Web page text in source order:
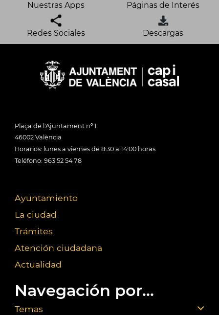
Nuestras Apps Páginas de Interés
Redes Sociales Descargas
Plaça de l'Ajuntament nº 1
46002 València
Horarios: lunes a viernes de 8:30 a 14:00 horas
Teléfono: 963 52 54 78
Ayuntamiento
La ciudad
Trámites
Atención ciudadana
Actualidad
Navegación por...
Temas